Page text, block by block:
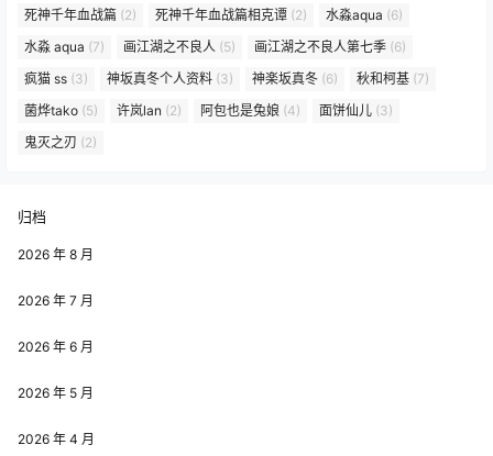
死神千年血战篇 (2) 死神千年血战篇相克谭 (2) 水淼aqua (6)
水淼 aqua (7) 画江湖之不良人 (5) 画江湖之不良人第七季 (6)
疯猫 ss (3) 神坂真冬个人资料 (3) 神楽坂真冬 (6) 秋和柯基 (7)
菌烨tako (5) 许岚lan (2) 阿包也是兔娘 (4) 面饼仙儿 (3)
鬼灭之刃 (2)
归档
2026 年 8 月
2026 年 7 月
2026 年 6 月
2026 年 5 月
2026 年 4 月